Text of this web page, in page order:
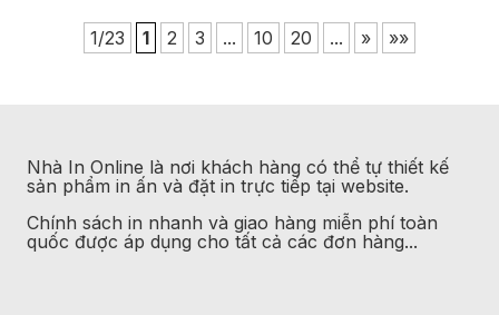
1/23 1 2 3 ... 10 20 ... » »»
Nhà In Online là nơi khách hàng có thể tự thiết kế
sản phẩm in ấn và đặt in trực tiếp tại website.
Chính sách in nhanh và giao hàng miễn phí toàn
quốc được áp dụng cho tất cả các đơn hàng...